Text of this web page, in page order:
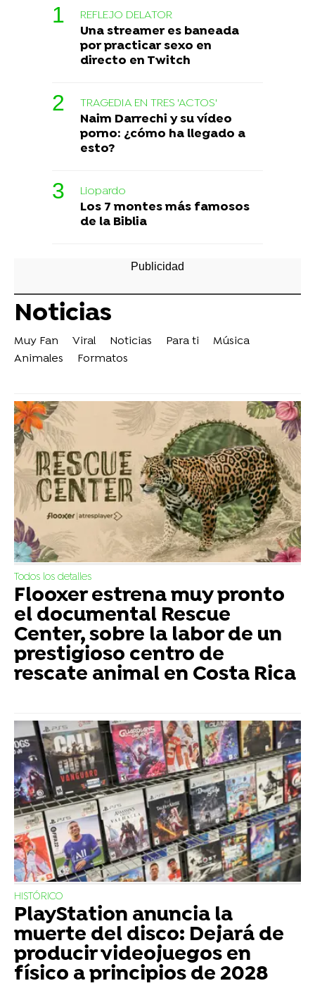
REFLEJO DELATOR
Una streamer es baneada
por practicar sexo en
directo en Twitch
TRAGEDIA EN TRES 'ACTOS'
Naim Darrechi y su vídeo
porno: ¿cómo ha llegado a
esto?
Liopardo
Los 7 montes más famosos
de la Biblia
Noticias
Muy Fan Viral Noticias Para ti
Música
Animales
Formatos
Todos los detalles
Flooxer estrena muy pronto
el documental Rescue
Center, sobre la labor de un
prestigioso centro de
rescate animal en Costa Rica
HISTÓRICO
PlayStation anuncia la
muerte del disco: Dejará de
producir videojuegos en
físico a principios de 2028